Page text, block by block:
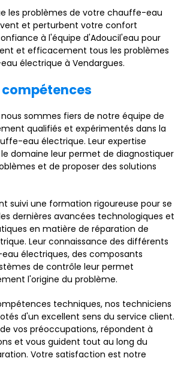
les problèmes de votre chauffe-eau
et perturbent votre confort
à l'équipe d'Adoucil'eau pour
et efficacement tous les problèmes
électrique à Vendargues.
compétences
sommes fiers de notre équipe de
qualifiés et expérimentés dans la
eau électrique. Leur expertise
domaine leur permet de diagnostiquer
et de proposer des solutions
suivi une formation rigoureuse pour se
dernières avancées technologiques et
en matière de réparation de
Leur connaissance des différents
électriques, des composants
de contrôle leur permet
l'origine du problème.
techniques, nos techniciens
d'un excellent sens du service client.
vos préoccupations, répondent à
et vous guident tout au long du
Votre satisfaction est notre